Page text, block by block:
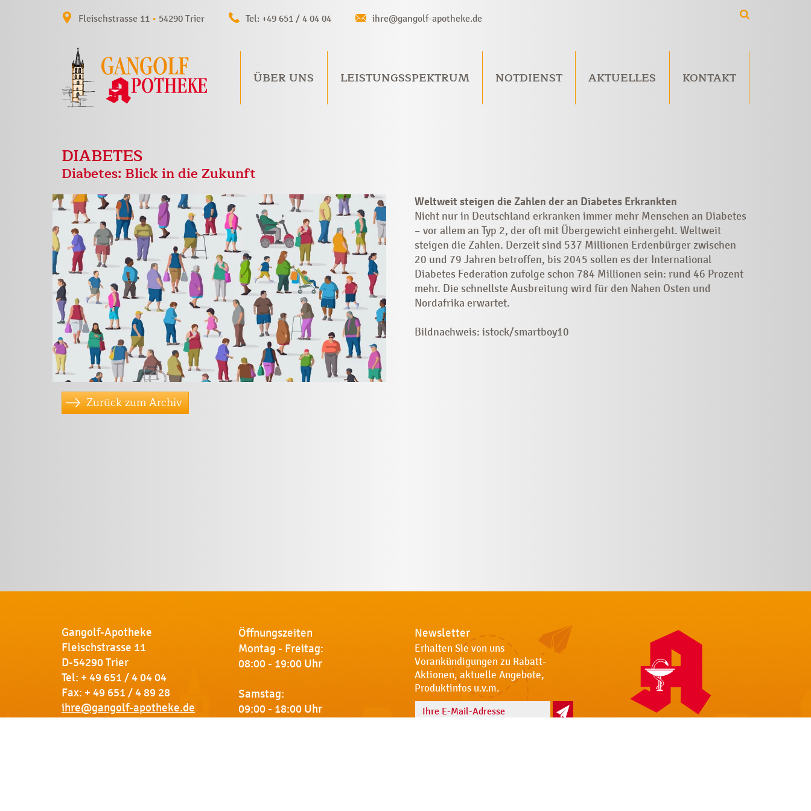
Fleischstrasse 11 • 54290 Trier Tel: +49 651 / 4 04 04 ihre@gangolf-apotheke.de
ÜBER UNS LEISTUNGSSPEKTRUM NOTDIENST AKTUELLES KONTAKT
DIABETES
Diabetes: Blick in die Zukunft
Weltweit steigen die Zahlen der an Diabetes Erkrankten
Nicht nur in Deutschland erkranken immer mehr Menschen an Diabetes
– vor allem an Typ 2, der oft mit Übergewicht einhergeht. Weltweit
steigen die Zahlen. Derzeit sind 537 Millionen Erdenbürger zwischen
20 und 79 Jahren betroffen, bis 2045 sollen es der International
Diabetes Federation zufolge schon 784 Millionen sein: rund 46 Prozent
mehr. Die schnellste Ausbreitung wird für den Nahen Osten und
Nordafrika erwartet.
Bildnachweis: istock/smartboy10
Zurück zum Archiv
Gangolf-Apotheke
Fleischstrasse 11
D-54290 Trier
Tel: + 49 651 / 4 04 04
Fax: + 49 651 / 4 89 28
ihre@gangolf-apotheke.de
Öffnungszeiten
Montag - Freitag:
08:00 - 19:00 Uhr
Samstag:
09:00 - 18:00 Uhr
Newsletter
Erhalten Sie von uns
Vorankündigungen zu Rabatt-
Aktionen, aktuelle Angebote,
Produktinfos u.v.m.
Name